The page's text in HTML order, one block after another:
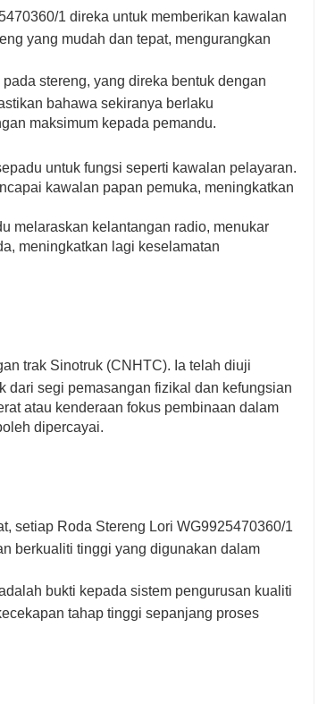
1 direka untuk memberikan kawalan
yang mudah dan tepat, mengurangkan
stereng, yang direka bentuk dengan
bahawa sekiranya berlaku
maksimum kepada pemandu.
untuk fungsi seperti kawalan pelayaran.
kawalan papan pemuka, meningkatkan
melaraskan kelantangan radio, menukar
meningkatkan lagi keselamatan
trak Sinotruk (CNHTC). Ia telah diuji
dari segi pemasangan fizikal dan kefungsian
atau kenderaan fokus pembinaan dalam
dipercayai.
setiap Roda Stereng Lori WG9925470360/1
berkualiti tinggi yang digunakan dalam
bukti kepada sistem pengurusan kualiti
tahap tinggi sepanjang proses